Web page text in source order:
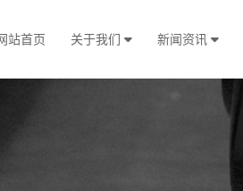
站首页 关于我们 新闻资讯